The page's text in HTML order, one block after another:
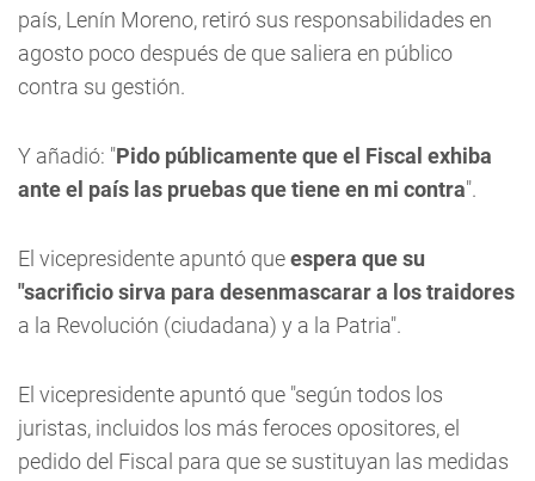
país, Lenín Moreno, retiró sus responsabilidades en
agosto poco después de que saliera en público
contra su gestión.
Y añadió: "Pido públicamente que el Fiscal exhiba
ante el país las pruebas que tiene en mi contra".
El vicepresidente apuntó queespera que su
"sacrificio sirva para desenmascarar a los traidores
a la Revolución (ciudadana) y a la Patria".
El vicepresidente apuntó que "según todos los
juristas, incluidos los más feroces opositores, el
pedido del Fiscal para que se sustituyan las medidas